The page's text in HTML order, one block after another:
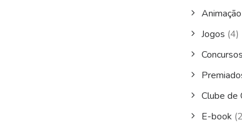
Animação
Jogos (4)
Concursos
Clube de
E-book